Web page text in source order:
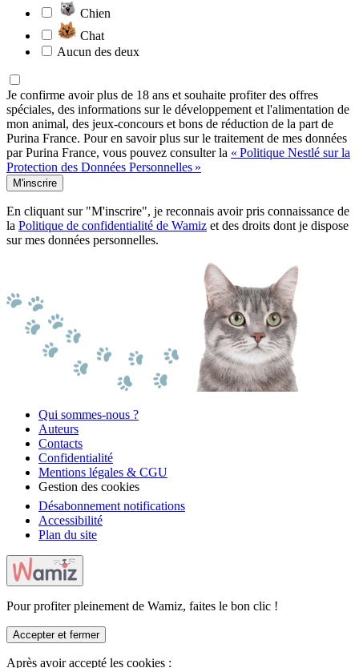
Chien
Chat
Aucun des deux
Je confirme avoir plus de 18 ans et souhaite profiter des offres
spéciales, des informations sur le développement et l'alimentation de
mon animal, des jeux-concours et bons de réduction de la part de
Purina France. Pour en savoir plus sur le traitement de mes données
par Purina France, vous pouvez consulter la « Politique Nestlé sur la
Protection des Données Personnelles »
M'inscrire
En cliquant sur "M'inscrire", je reconnais avoir pris connaissance de
la Politique de confidentialité de Wamiz et des droits dont je dispose
sur mes données personnelles.
Qui sommes-nous ?
Auteurs
Contacts
Confidentialité
Mentions légales & CGU
Gestion des cookies
Désabonnement notifications
Accessibilité
Plan du site
Pour profiter pleinement de Wamiz, faites le bon clic !
Accepter et fermer
Après avoir accepté les cookies :